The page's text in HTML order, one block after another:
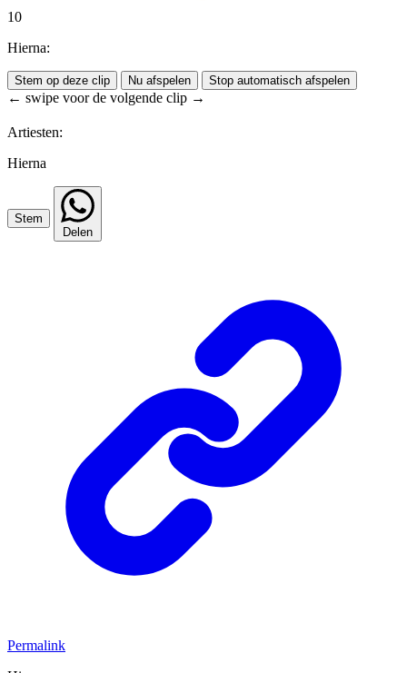
10
Hierna:
Stem op deze clip Nu afspelen Stop automatisch afspelen
← swipe voor de volgende clip →
Artiesten:
Hierna
Stem
Delen
Permalink